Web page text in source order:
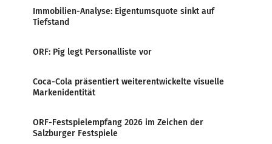
Immobilien-Analyse: Eigentumsquote sinkt auf
Tiefstand
ORF: Pig legt Personalliste vor
Coca-Cola präsentiert weiterentwickelte visuelle
Markenidentität
ORF-Festspielempfang 2026 im Zeichen der
Salzburger Festspiele